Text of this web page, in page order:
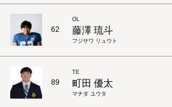
62
OL
藤澤 琉斗
フジサワ リュウト
89
TE
町田 優太
マチダ ユウタ